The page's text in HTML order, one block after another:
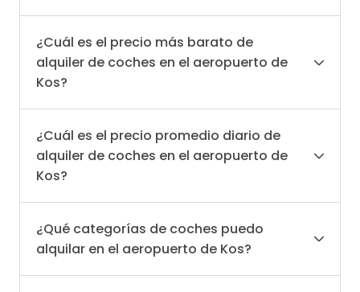
¿Cuál es el precio más barato de
alquiler de coches en el aeropuerto de
Kos?
¿Cuál es el precio promedio diario de
alquiler de coches en el aeropuerto de
Kos?
¿Qué categorías de coches puedo
alquilar en el aeropuerto de Kos?